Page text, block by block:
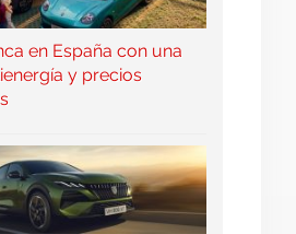
en España con una
y precios